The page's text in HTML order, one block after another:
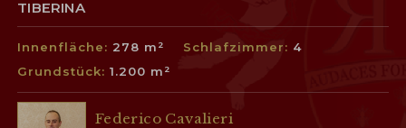
TIBERINA
Innenfläche: 278 m² Schlafzimmer: 4
Grundstück:1.200 m²
Federico Cavalieri